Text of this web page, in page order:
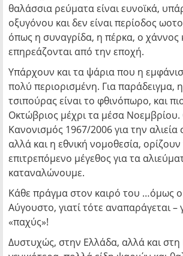
θαλάσσια ρεύματα είναι ευνοϊκά,
οξυγόνου και δεν είναι περίοδος
όπως η συναγρίδα, η πέρκα, ο χάννος
επηρεάζονται από την εποχή.
Yπάρχουν και τα ψάρια που η
πολύ περιορισμένη. Για παράδειγμα,
τσιπούρας είναι το φθινόπωρο, και
Oκτώβριος μέχρι τα μέσα
Κανονισμός 1967/2006 για την αλιεία
αλλά και η εθνική νομοθεσία,
επιτρεπόμενο μέγεθος για τα
καταναλώνουμε.
Κάθε πράγμα στον καιρό του …όμως ο
Αύγουστο, γιατί τότε αναπαράγεται –
«παχύς»!
Δυστυχώς, στην Ελλάδα, αλλά και στη